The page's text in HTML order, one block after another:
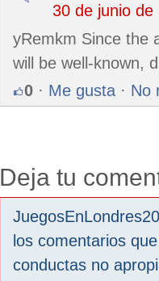
30 de junio
yRemkm Since the
will be well-known,
0 · Me gusta · No
Deja tu
los comentarios
conductas no